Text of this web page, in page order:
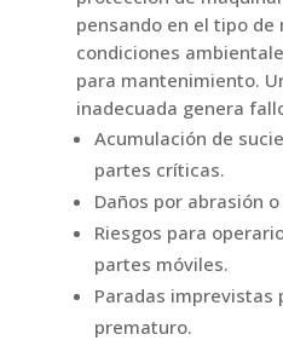
pensando en el tipo de
condiciones
para mantenimiento.
inadecuada genera
Acumulación de
partes críticas.
Daños por abrasión
Riesgos para
partes móviles.
Paradas imprevistas
prematuro.